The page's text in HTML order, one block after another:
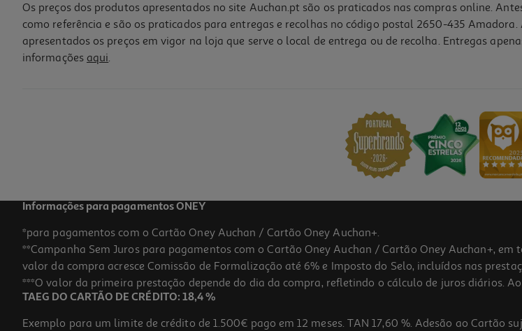
Os preços dos produtos apresentados no site Auchan.pt são os praticados nas compras online.
como referência e são os praticados para entregas e recolhas no código postal 2650-435
apresentados os preços em vigor na loja que serve o local de entrega ou de recolha. Entregas
informações aqui.
Informações para pagamentos ONEY
*para pagamentos com o Cartão Oney Auchan / Cartão Oney Auchan+.
**Campanha Sem Juros para pagamentos com o Cartão Oney Auchan / Cartão Oney Auchan+,
valor da compra acresce Comissão de Formalização até 6% e Imposto do Selo, incluídos nas
***O valor da primeira prestação depende do dia da compra, refletindo o cálculo de juros diários.
TAEG DO CARTÃO DE CRÉDITO: 18,4 %
Exemplo para um limite de crédito de 1.500€ pago em 12 meses. TAN 17,60 %. Adesão ao Cartão